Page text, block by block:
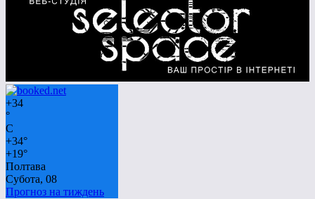
+34
°
C
+34°
+19°
Полтава
Субота, 08
Прогноз на тиждень